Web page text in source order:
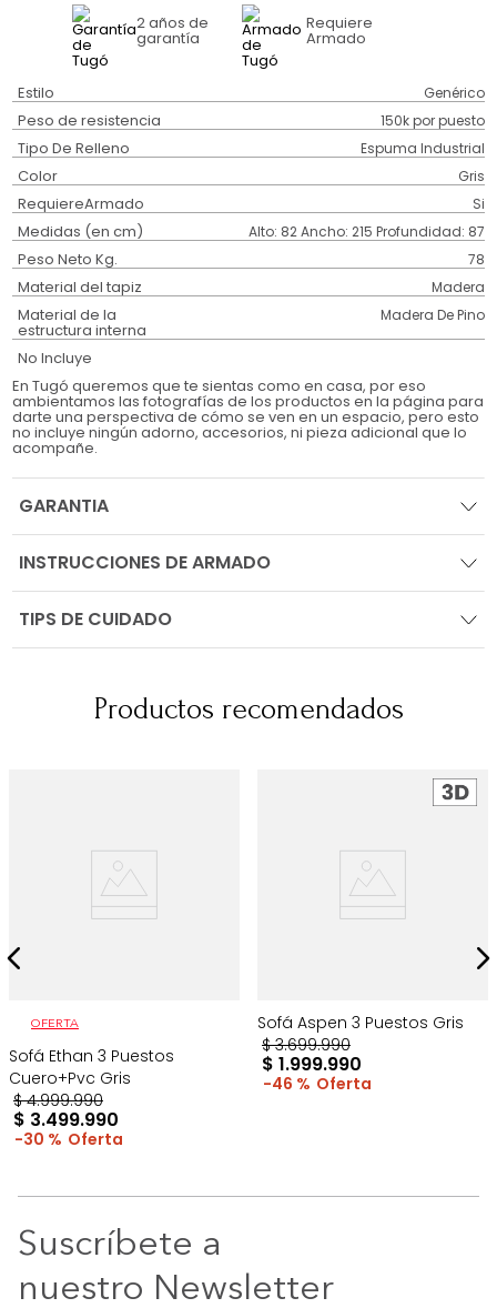
2 años de
garantía
Requiere
Armado
Estilo Genérico
Peso de resistencia 150k por puesto
Tipo De Relleno Espuma Industrial
Color Gris
RequiereArmado Si
Medidas (en cm) Alto: 82 Ancho: 215 Profundidad: 87
Peso Neto Kg. 78
Material del tapiz Madera
Material de la
estructura interna
Madera De Pino
No Incluye
En Tugó queremos que te sientas como en casa, por eso
ambientamos las fotografías de los productos en la página para
darte una perspectiva de cómo se ven en un espacio, pero esto
no incluye ningún adorno, accesorios, ni pieza adicional que lo
acompañe.
GARANTIA
INSTRUCCIONES DE ARMADO
TIPS DE CUIDADO
Productos recomendados
OFERTA
Sofá Ethan 3 Puestos
Cuero+Pvc Gris
$ 4.999.990
$ 3.499.990
30 %
Sofá Aspen 3 Puestos Gris
$ 3.699.990
$ 1.999.990
46 %
Suscríbete a
nuestro Newsletter